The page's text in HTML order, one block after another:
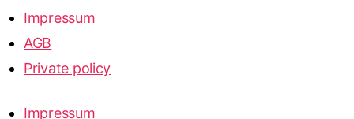
Impressum
AGB
Private policy
Impressum